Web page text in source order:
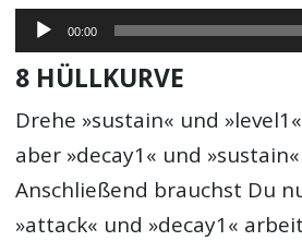
Audio-
Player
00:00
8 HÜLLKURVE
Drehe »sustain« und
aber »decay1« und
Anschließend brauchst Du
»attack« und »decay1«